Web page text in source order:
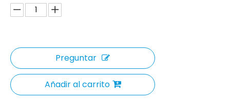
Preguntar
Añadir al carrito